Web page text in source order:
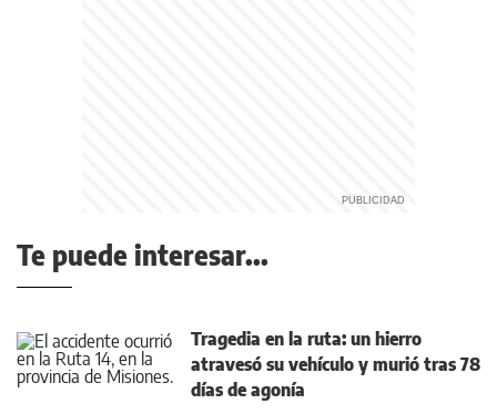
Te puede interesar...
Tragedia en la ruta: un hierro
atravesó su vehículo y murió tras 78
días de agonía